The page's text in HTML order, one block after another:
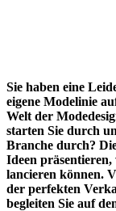
Sie haben eine
eigene Modelinie
Welt der
starten Sie durch
Branche durch?
Ideen
lancieren können.
der perfekten
begleiten Sie auf